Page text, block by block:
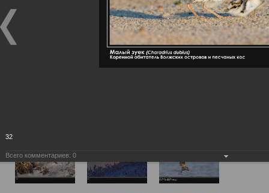
32
Всего комментариев: 0